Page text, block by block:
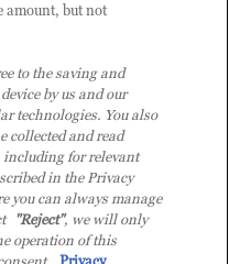
via Luigi Russolo 9, 20138 Milano
di Milano e Codice Fiscale:
amount, but not
to the saving and
by us and our
technologies. You also
collected and read
including for relevant
in the Privacy
you can always manage
"Reject", we will only
operation of this